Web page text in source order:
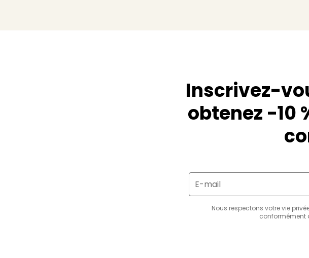
Inscrivez-
obtenez -10
E-mail
Nous respectons votre vie
conformément